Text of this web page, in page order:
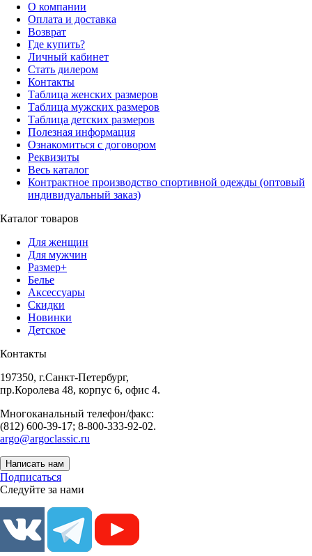
О компании
Оплата и доставка
Возврат
Где купить?
Личный кабинет
Стать дилером
Контакты
Таблица женских размеров
Таблица мужских размеров
Таблица детских размеров
Полезная информация
Ознакомиться с договором
Реквизиты
Весь каталог
Контрактное производство спортивной одежды (оптовый
индивидуальный заказ)
Каталог товаров
Для женщин
Для мужчин
Размер+
Белье
Аксессуары
Скидки
Новинки
Детское
Контакты
197350, г.Санкт-Петербург,
пр.Королева 48, корпус 6, офис 4.
Многоканальный телефон/факс:
(812) 600-39-17; 8-800-333-92-02.
argo@argoclassic.ru
Написать нам
Подписаться
Следуйте за нами